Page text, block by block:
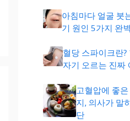
아침마다 얼굴 붓
기 원인 5가지 완
혈당 스파이크란?
자기 오르는 진짜
고혈압에 좋
지, 의사가 말
단